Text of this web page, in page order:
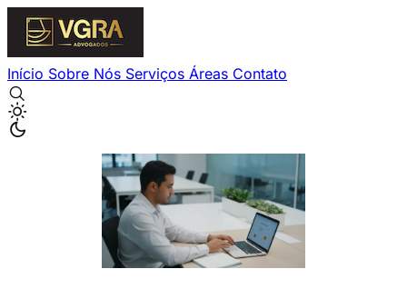
Início Sobre Nós Serviços Áreas Contato